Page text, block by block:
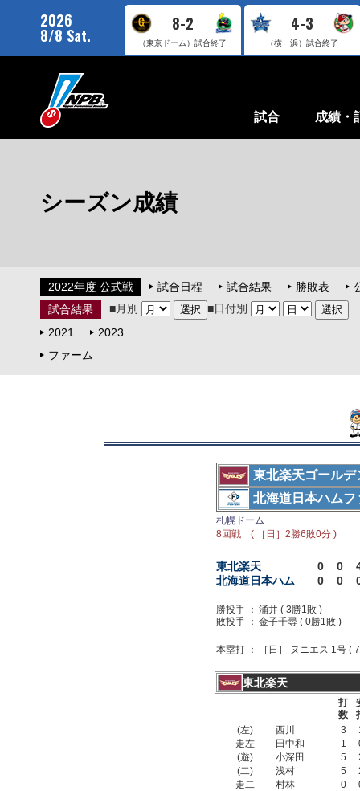
2026
8/8 Sat.
8-2
（東京ドーム）試合終了
4-3
（横 浜）試合終了
試合 成績・
シーズン成績
2022年度 公式戦 試合日程 試合結果 勝敗表
試合結果
■月別
■日付別
2021
2023
ファーム
東北楽天ゴールデ
北海道日本ハムフ
札幌ドーム
8回戦 ( ［日］2勝6敗0分 )
東北楽天 0 0
北海道日本ハム
0 0
勝投手 ： 涌井 ( 3勝1敗 )
敗投手 ： 金子千尋 ( 0勝1敗 )
本塁打 ： ［日］ ヌニエス 1号 (
東北楽天
打
数
(左)
西川 3
走左
田中和 1
(遊)
小深田 5
(二)
浅村 5
走二
村林 0